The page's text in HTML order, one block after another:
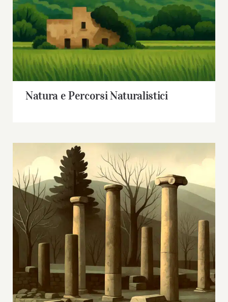
Natura e Percorsi Naturalistici
I Guerrieri delle Montagne Sacre